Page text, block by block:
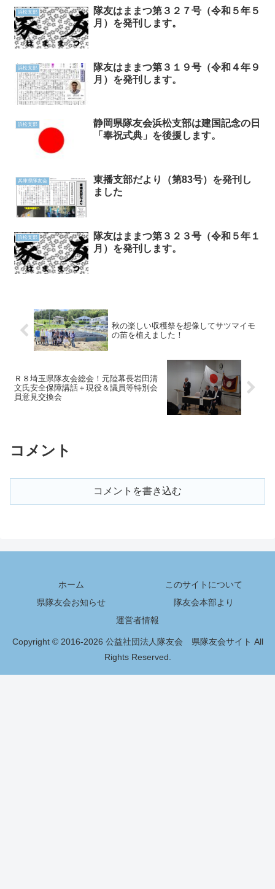
浜松支部
隊友はままつ第３２７号（令和５年５
月）を発刊します。
浜松支部
隊友はままつ第３１９号（令和４年９
月）を発刊します。
浜松支部
静岡県隊友会浜松支部は建国記念の日
「奉祝式典」を後援します。
兵庫県隊友会
東播支部だより（第83号）を発刊し
ました
浜松支部
隊友はままつ第３２３号（令和５年１
月）を発刊します。
秋の楽しい収穫祭を想像してサツマイモ
の苗を植えました！
Ｒ８埼玉県隊友会総会！元陸幕長岩田清
文氏安全保障講話＋現役＆議員等特別会
員意見交換会
コメント
コメントを書き込む
ホーム
このサイトについて
県隊友会お知らせ
隊友会本部より
運営者情報
Copyright © 2016-2026 公益社団法人隊友会 県隊友会サイト All
Rights Reserved.